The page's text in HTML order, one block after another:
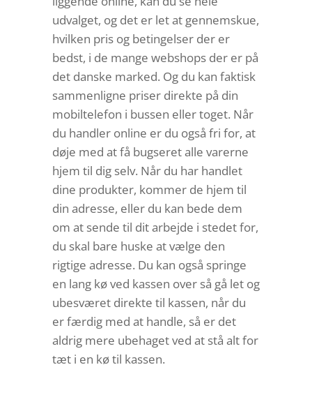
udvalget, og det er let at gennemskue,
hvilken pris og betingelser der er
bedst, i de mange webshops der er på
det danske marked. Og du kan faktisk
sammenligne priser direkte på din
mobiltelefon i bussen eller toget. Når
du handler online er du også fri for, at
døje med at få bugseret alle varerne
hjem til dig selv. Når du har handlet
dine produkter, kommer de hjem til
din adresse, eller du kan bede dem
om at sende til dit arbejde i stedet for,
du skal bare huske at vælge den
rigtige adresse. Du kan også springe
en lang kø ved kassen over så gå let og
ubesværet direkte til kassen, når du
er færdig med at handle, så er det
aldrig mere ubehaget ved at stå alt for
tæt i en kø til kassen.